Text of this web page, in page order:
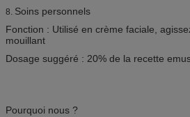
8. Soins personnels
Fonction : Utilisé en crème faciale,
mouillant
Dosage suggéré : 20% de la recette
Pourquoi nous ?